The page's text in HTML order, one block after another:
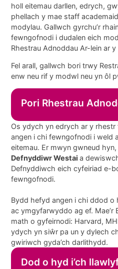
holl eitemau darllen, edrych,
phellach y mae staff
modylau. Gallwch gyrchu’r
fewngofnodi i dudalen eich
Rhestrau Adnoddau Ar-lein ar y
Fel arall, gallwch bori trwy
enw neu rif y modwl neu yn ôl
Pori Rhestrau
Os ydych yn edrych ar y
angen i chi fewngofnodi i weld
eitemau. Er mwyn gwneud
Defnyddiwr Westaia
Defnyddiwch eich cyfeiriad e-
fewngofnodi.
Bydd hefyd angen i chi ddod o
ac ymgyfarwyddo ag ef.
math o gyfeirnodi: Harvard,
ydych yn siŵr pa un y dylech
gwiriwch gyda’ch darlithydd.
Dod o hyd i’ch